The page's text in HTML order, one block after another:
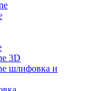
3D
шлифовка и